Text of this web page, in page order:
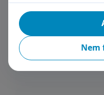
Orthopaedic
Árak megtekintése
+36 70 659
Nem